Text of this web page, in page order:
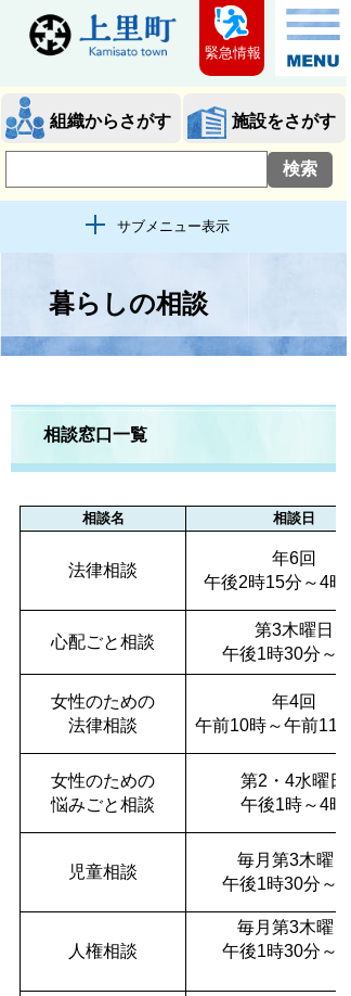
組織からさがす 施設をさがす
サブメニュー表示
緊急情報
暮らしの相談
相談窓口一覧
相談名 相談日
法律相談
年6回
午後2時15分～4時
心配ごと相談
第3木曜日
午後1時30分～3
女性のための
法律相談
年4回
午前10時～午前11
女性のための
悩みごと相談
第2・4水曜日
午後1時～4時
児童相談
毎月第3木曜日
午後1時30分～3
人権相談
毎月第3木曜日
午後1時30分～4